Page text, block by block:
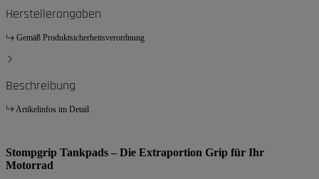
Herstellerangaben
Gemäß Produktsicherheitsverordnung
Beschreibung
Artikelinfos im Detail
Stompgrip Tankpads – Die Extraportion Grip für Ihr
Motorrad